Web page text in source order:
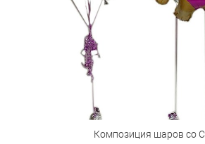
Композиция шаров со